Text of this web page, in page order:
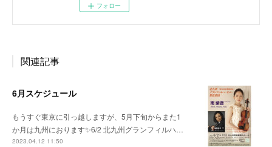
フォロー
関連記事
6月スケジュール
もうすぐ東京に引っ越しますが、5月下旬からまた1
か月は九州におります✨6/2 北九州グランフィルハ…
2023.04.12 11:50